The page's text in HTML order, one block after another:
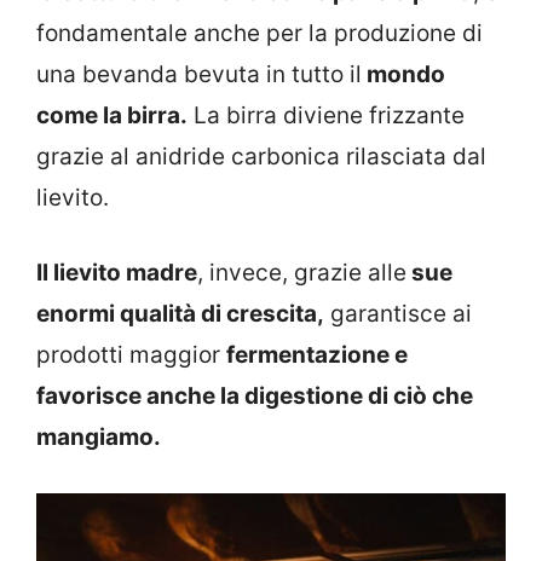
fondamentale anche per la produzione di
una bevanda bevuta in tutto il mondo
come la birra. La birra diviene frizzante
grazie al anidride carbonica rilasciata dal
lievito.
Il lievito madre, invece, grazie alle sue
enormi qualità di crescita, garantisce ai
prodotti maggior fermentazione e
favorisce anche la digestione di ciò che
mangiamo.